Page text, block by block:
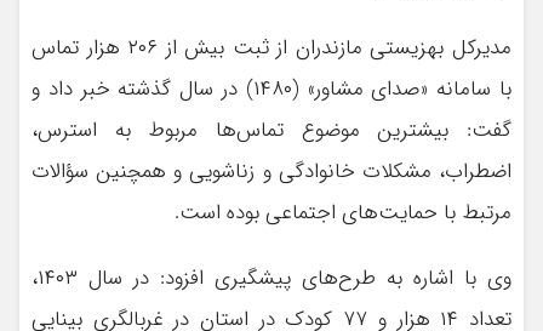
مدیرکل بهزیستی مازندران از ثبت بیش از ۲۰۶ هزار تماس
با سامانه «صدای مشاور» (۱۴۸۰) در سال گذشته خبر داد و
گفت: بیشترین موضوع تماس‌ها مربوط به استرس،
اضطراب، مشکلات خانوادگی و زناشویی و همچنین سؤالات
مرتبط با حمایت‌های اجتماعی بوده است.
وی با اشاره به طرح‌های پیشگیری افزود: در سال ۱۴۰۳،
تعداد ۱۴ هزار و ۷۷ کودک در استان در غربالگری بینایی